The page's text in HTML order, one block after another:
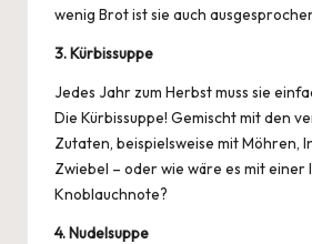
wenig Brot ist sie auch
3. Kürbissuppe
Jedes Jahr zum Herbst muss sie
Die Kürbissuppe! Gemischt mit den
Zutaten, beispielsweise mit Möhren,
Zwiebel – oder wie wäre es mit einer
Knoblauchnote?
4. Nudelsuppe